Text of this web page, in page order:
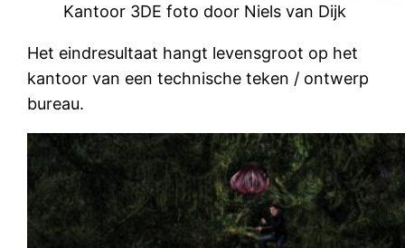
Kantoor 3DE foto door Niels van Dijk
Het eindresultaat hangt levensgroot op het
kantoor van een technische teken / ontwerp
bureau.